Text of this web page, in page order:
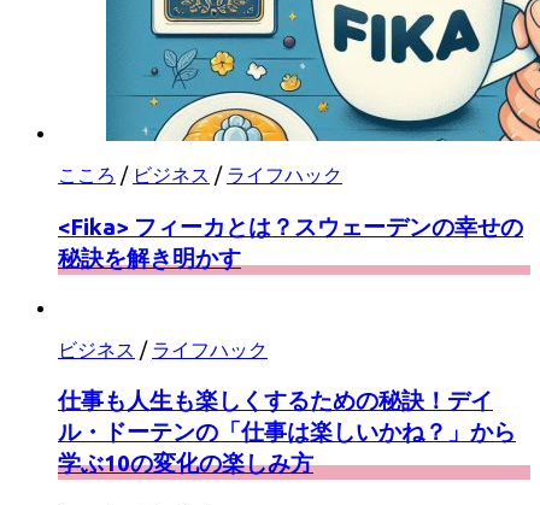
こころ / ビジネス / ライフハック
<Fika> フィーカとは？スウェーデンの幸せの
秘訣を解き明かす
ビジネス / ライフハック
仕事も人生も楽しくするための秘訣！デイ
ル・ドーテンの「仕事は楽しいかね？」から
学ぶ10の変化の楽しみ方